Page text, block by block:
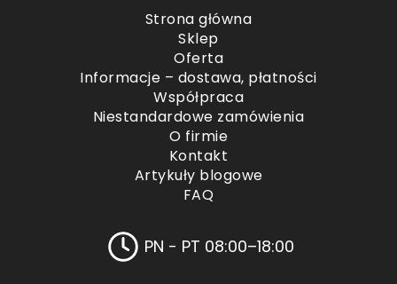
Strona główna
Sklep
Oferta
Informacje – dostawa, płatności
Współpraca
Niestandardowe zamówienia
O firmie
Kontakt
Artykuły blogowe
FAQ
PN - PT 08:00–18:00